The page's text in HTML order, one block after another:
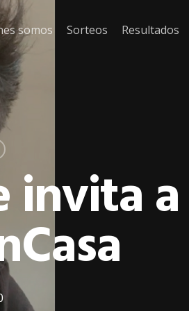
somos Sorteos Resultados
invita a